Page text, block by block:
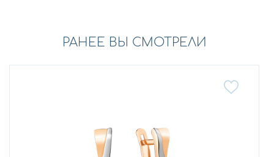
РАНЕЕ ВЫ СМОТРЕЛИ